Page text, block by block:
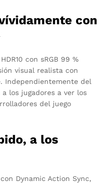
con
con sRGB 99 %
visual realista con
Independientemente del
los jugadores a ver los
del juego
a los
Dynamic Action Sync,